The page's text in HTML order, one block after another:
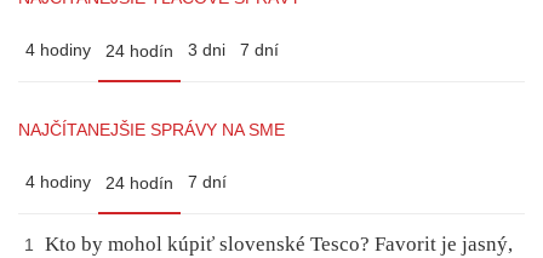
4 hodiny 24 hodín 3 dni 7 dní
NAJČÍTANEJŠIE SPRÁVY NA SME
4 hodiny 24 hodín 7 dní
1
Kto by mohol kúpiť slovenské Tesco? Favorit je jasný,